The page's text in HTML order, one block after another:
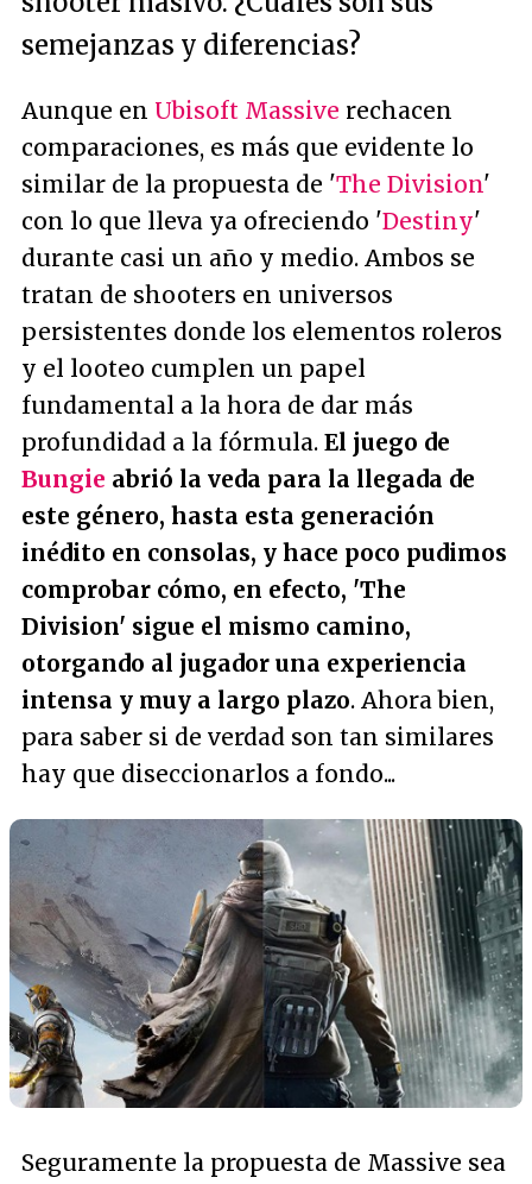
semejanzas y diferencias?
Aunque en Ubisoft Massive rechacen
comparaciones, es más que evidente lo
similar de la propuesta de 'The Division'
con lo que lleva ya ofreciendo 'Destiny'
durante casi un año y medio. Ambos se
tratan de shooters en universos
persistentes donde los elementos roleros
y el looteo cumplen un papel
fundamental a la hora de dar más
profundidad a la fórmula. El juego de
Bungie abrió la veda para la llegada de
este género, hasta esta generación
inédito en consolas, y hace poco pudimos
comprobar cómo, en efecto, 'The
Division' sigue el mismo camino,
otorgando al jugador una experiencia
intensa y muy a largo plazo. Ahora bien,
para saber si de verdad son tan similares
hay que diseccionarlos a fondo...
Seguramente la propuesta de Massive sea